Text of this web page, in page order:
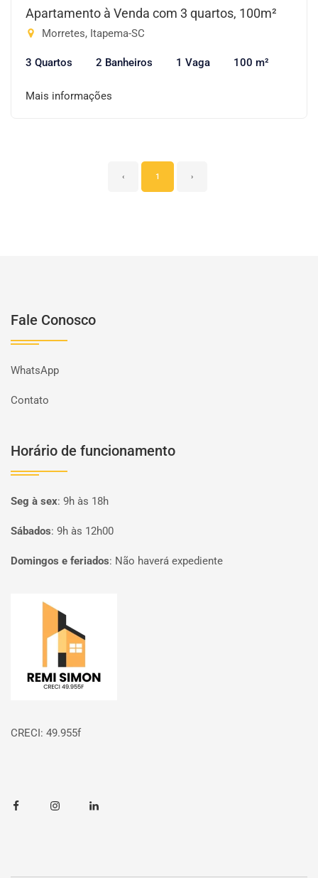
Apartamento à Venda com 3 quartos, 100m²
Morretes, Itapema-SC
3 Quartos 2 Banheiros 1 Vaga 100 m²
Mais informações
‹ 1 ›
Fale Conosco
WhatsApp
Contato
Horário de funcionamento
Seg à sex: 9h às 18h
Sábados: 9h às 12h00
Domingos e feriados: Não haverá expediente
Página inicial
CRECI: 49.955f
FacebookInstagramLinkedin